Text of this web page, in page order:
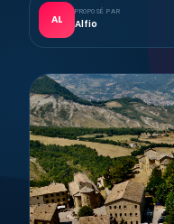
AL
PROPOSÉ PAR
Alfio